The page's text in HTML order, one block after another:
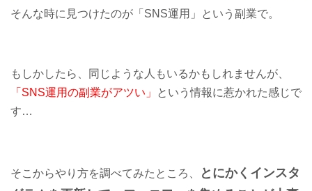
そんな時に見つけたのが「SNS運用」という副業で。
もしかしたら、同じような人もいるかもしれませんが、
「SNS運用の副業がアツい」
という情報に惹かれた感じで
す…
そこからやり方を調べてみたところ、
とにかくインスタ